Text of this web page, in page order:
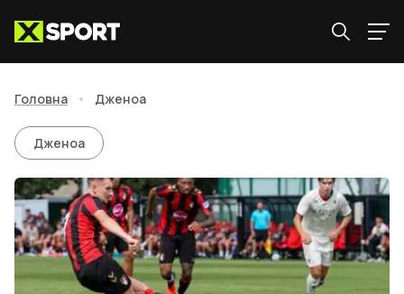
Головна • Дженоа
Дженоа
Дженоа